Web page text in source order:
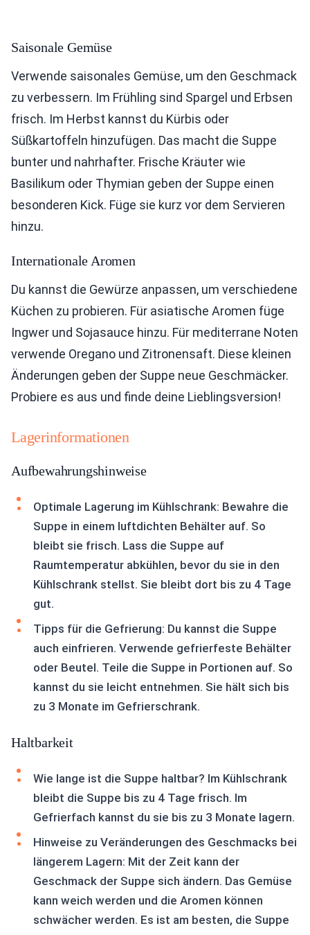
Saisonale Gemüse
Verwende saisonales Gemüse, um den Geschmack
zu verbessern. Im Frühling sind Spargel und Erbsen
frisch. Im Herbst kannst du Kürbis oder
Süßkartoffeln hinzufügen. Das macht die Suppe
bunter und nahrhafter. Frische Kräuter wie
Basilikum oder Thymian geben der Suppe einen
besonderen Kick. Füge sie kurz vor dem Servieren
hinzu.
Internationale Aromen
Du kannst die Gewürze anpassen, um verschiedene
Küchen zu probieren. Für asiatische Aromen füge
Ingwer und Sojasauce hinzu. Für mediterrane Noten
verwende Oregano und Zitronensaft. Diese kleinen
Änderungen geben der Suppe neue Geschmäcker.
Probiere es aus und finde deine Lieblingsversion!
Lagerinformationen
Aufbewahrungshinweise
Optimale Lagerung im Kühlschrank: Bewahre die
Suppe in einem luftdichten Behälter auf. So
bleibt sie frisch. Lass die Suppe auf
Raumtemperatur abkühlen, bevor du sie in den
Kühlschrank stellst. Sie bleibt dort bis zu 4 Tage
gut.
Tipps für die Gefrierung: Du kannst die Suppe
auch einfrieren. Verwende gefrierfeste Behälter
oder Beutel. Teile die Suppe in Portionen auf. So
kannst du sie leicht entnehmen. Sie hält sich bis
zu 3 Monate im Gefrierschrank.
Haltbarkeit
Wie lange ist die Suppe haltbar? Im Kühlschrank
bleibt die Suppe bis zu 4 Tage frisch. Im
Gefrierfach kannst du sie bis zu 3 Monate lagern.
Hinweise zu Veränderungen des Geschmacks bei
längerem Lagern: Mit der Zeit kann der
Geschmack der Suppe sich ändern. Das Gemüse
kann weich werden und die Aromen können
schwächer werden. Es ist am besten, die Suppe